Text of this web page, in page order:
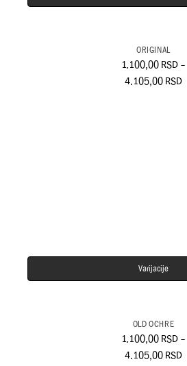
ORIGINAL
1.100,00RSD–
4.105,00RSD
Varijacije
OLD OCHRE
1.100,00RSD–
4.105,00RSD